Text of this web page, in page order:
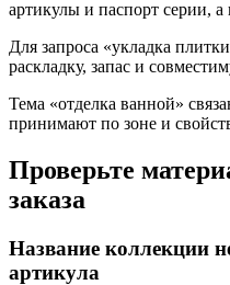
артикулы и паспорт серии, а
Для запроса «укладка
раскладку, запас и
Тема «отделка ванной»
принимают по зоне и
Проверьте
заказа
Название коллекции
артикула